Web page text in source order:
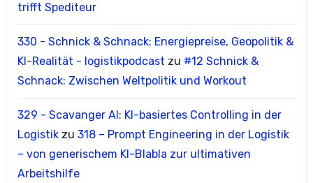
trifft Spediteur
330 - Schnick & Schnack: Energiepreise, Geopolitik &
KI-Realität - logistikpodcast zu #12 Schnick &
Schnack: Zwischen Weltpolitik und Workout
329 - Scavanger AI: KI-basiertes Controlling in der
Logistikzu 318 – Prompt Engineering in der Logistik
– von generischem KI-Blabla zur ultimativen
Arbeitshilfe